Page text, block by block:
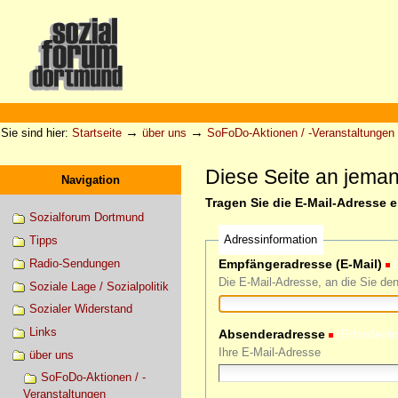
Werkzeuge
Sie sind hier: Startseite → über uns → SoFoDo-Aktionen / -Veranstaltungen
Navigation
Sozialforum Dortmund
Tipps
Radio-Sendungen
Soziale Lage / Sozialpolitik
Sozialer Widerstand
Links
über uns
SoFoDo-Aktionen / -
Veranstaltungen
Diese Seite an
Tragen Sie die E-Mail-Adresse
Adressinformation
Empfängeradresse (E-Mail)
Die E-Mail-Adresse, an die Sie
Absenderadresse
Ihre E-Mail-Adresse